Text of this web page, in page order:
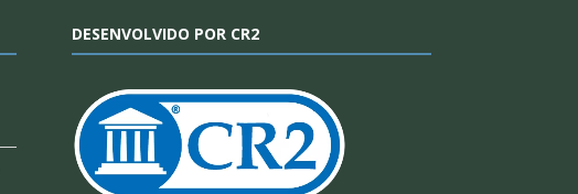
DESENVOLVIDO POR CR2